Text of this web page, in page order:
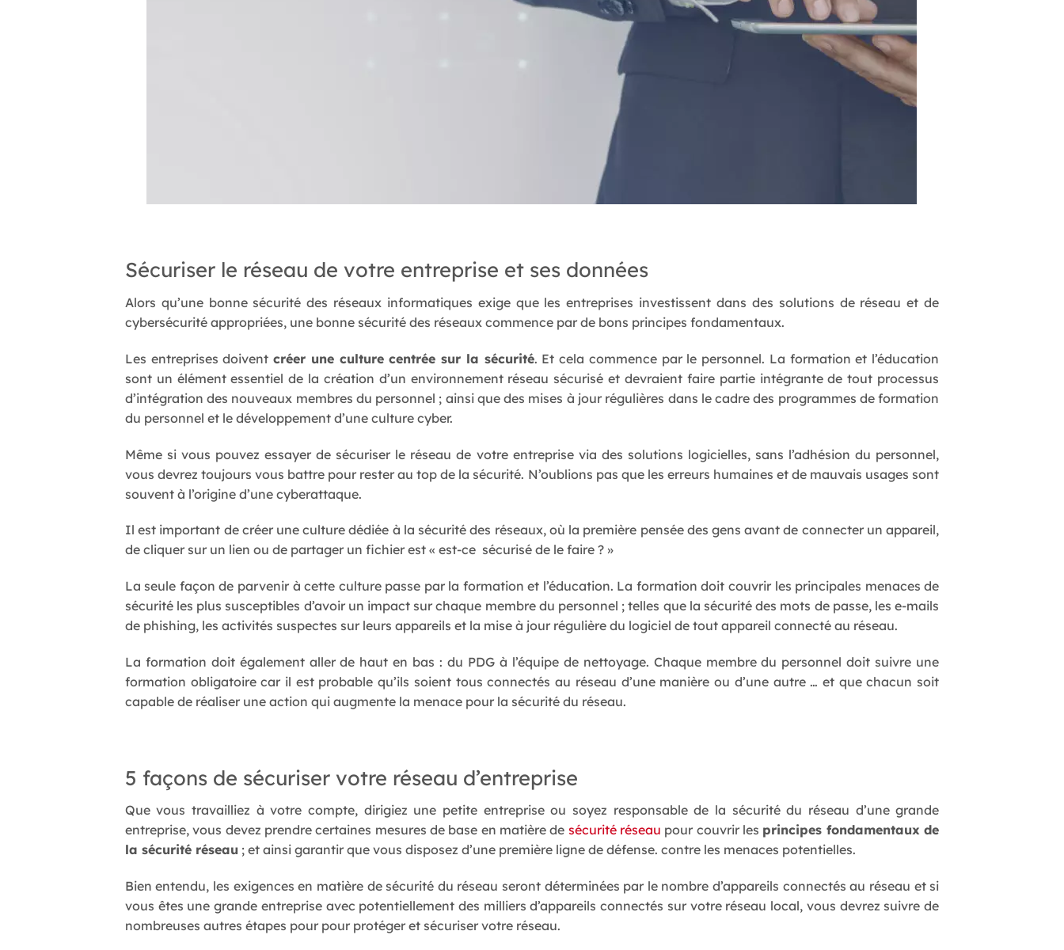
Sécuriser le réseau de votre entreprise et ses données
Alors qu’une bonne sécurité des réseaux informatiques exige que les entreprises investissent dans des solutions de réseau et de
cybersécurité appropriées, une bonne sécurité des réseaux commence par de bons principes fondamentaux.
Les entreprises doiventcréer une culture centrée sur la sécurité. Et cela commence par le personnel. La formation et l’éducation
sont un élément essentiel de la création d’un environnement réseau sécurisé et devraient faire partie intégrante de tout processus
d’intégration des nouveaux membres du personnel ; ainsi que des mises à jour régulières dans le cadre des programmes de formation
du personnel et le développement d’une culture cyber.
Même si vous pouvez essayer de sécuriser le réseau de votre entreprise via des solutions logicielles, sans l’adhésion du personnel,
vous devrez toujours vous battre pour rester au top de la sécurité. N’oublions pas que les erreurs humaines et de mauvais usages sont
souvent à l’origine d’une cyberattaque.
Il est important de créer une culture dédiée à la sécurité des réseaux, où la première pensée des gens avant de connecter un appareil,
de cliquer sur un lien ou de partager un fichier est « est-ce sécurisé de le faire ? »
La seule façon de parvenir à cette culture passe par la formation et l’éducation. La formation doit couvrir les principales menaces de
sécurité les plus susceptibles d’avoir un impact sur chaque membre du personnel ; telles que la sécurité des mots de passe, les e-mails
de phishing, les activités suspectes sur leurs appareils et la mise à jour régulière du logiciel de tout appareil connecté au réseau.
La formation doit également aller de haut en bas : du PDG à l’équipe de nettoyage. Chaque membre du personnel doit suivre une
formation obligatoire car il est probable qu’ils soient tous connectés au réseau d’une manière ou d’une autre … et que chacun soit
capable de réaliser une action qui augmente la menace pour la sécurité du réseau.
5 façons de sécuriser votre réseau d’entreprise
Que vous travailliez à votre compte, dirigiez une petite entreprise ou soyez responsable de la sécurité du réseau d’une grande
entreprise, vous devez prendre certaines mesures de base en matière de sécurité réseau pour couvrir les principes fondamentaux de
la sécurité réseau ; et ainsi garantir que vous disposez d’une première ligne de défense. contre les menaces potentielles.
Bien entendu, les exigences en matière de sécurité du réseau seront déterminées par le nombre d’appareils connectés au réseau et si
vous êtes une grande entreprise avec potentiellement des milliers d’appareils connectés sur votre réseau local, vous devrez suivre de
nombreuses autres étapes pour pour protéger et sécuriser votre réseau.